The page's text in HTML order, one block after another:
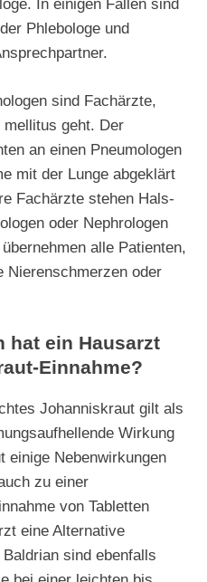
Phlebologe und
sind Fachärzte,
geht. Der
an einen Pneumologen
mit der Lunge abgeklärt
Fachärzte stehen Hals-
oder Nephrologen
alle Patienten,
Nierenschmerzen oder
hat ein Hausarzt
Einnahme?
Johanniskraut gilt als
Wirkung
einige Nebenwirkungen
zu einer
von Tabletten
eine Alternative
sind ebenfalls